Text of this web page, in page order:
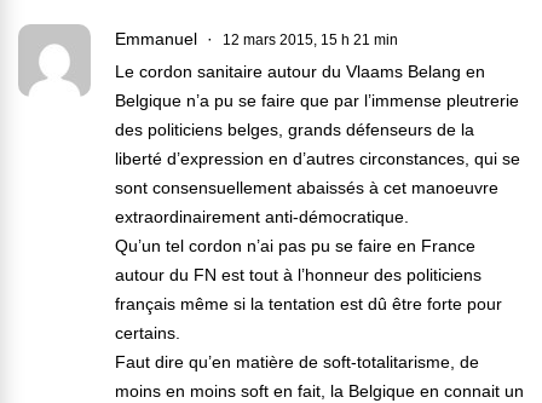
Emmanuel 12 mars 2015, 15 h 21 min
Le cordon sanitaire autour du Vlaams Belang en
Belgique n’a pu se faire que par l’immense pleutrerie
des politiciens belges, grands défenseurs de la
liberté d’expression en d’autres circonstances, qui se
sont consensuellement abaissés à cet manoeuvre
extraordinairement anti-démocratique.
Qu’un tel cordon n’ai pas pu se faire en France
autour du FN est tout à l’honneur des politiciens
français même si la tentation est dû être forte pour
certains.
Faut dire qu’en matière de soft-totalitarisme, de
moins en moins soft en fait, la Belgique en connait un